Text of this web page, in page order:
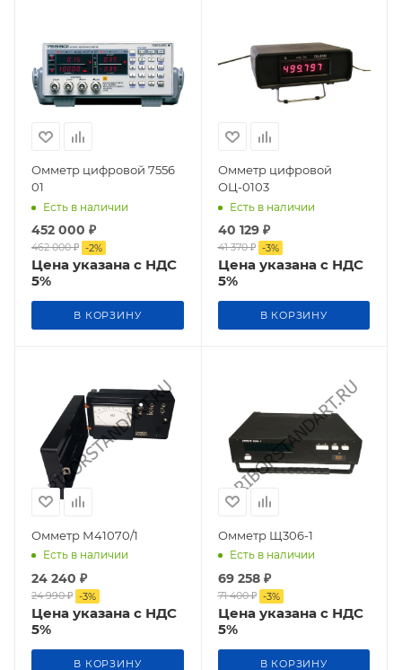
Омметр цифровой 7556
01
Есть в наличии
452 000 ₽
462 000₽ -2%
Цена указана с НДС
5%
В КОРЗИНУ
Омметр цифровой
ОЦ-0103
Есть в наличии
40 129₽
41 370₽ -3%
Цена указана с НДС
5%
В КОРЗИНУ
Омметр М41070/1
Есть в наличии
24 240 ₽
24 990₽ -3%
Цена указана с НДС
5%
В КОРЗИНУ
Омметр Щ306-1
Есть в наличии
69 258₽
71 400₽ -3%
Цена указана с НДС
5%
В КОРЗИНУ